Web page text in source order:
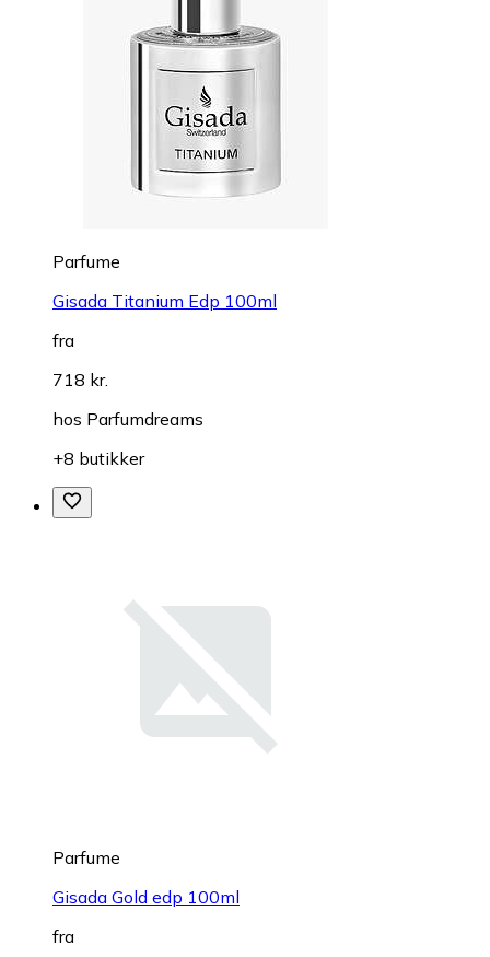
Parfume
Gisada Titanium Edp 100ml
fra
718 kr.
hos Parfumdreams
+8 butikker
Parfume
Gisada Gold edp 100ml
fra